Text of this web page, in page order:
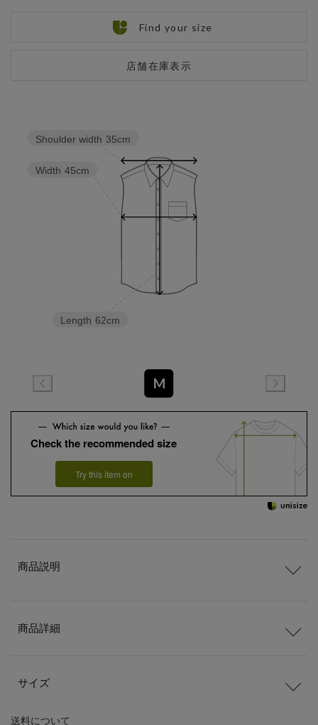
店舗在庫表示
Find your size
Length 62cm
Width 45cm
Shoulder width 35cm
M
Check the recommended size
Try this item on
送料について
商品説明
商品詳細
サイズ